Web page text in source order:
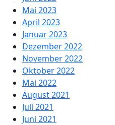
Mai 2023
April 2023
Januar 2023
Dezember 2022
November 2022
Oktober 2022
Mai 2022
August 2021
Juli 2021
Juni 2021